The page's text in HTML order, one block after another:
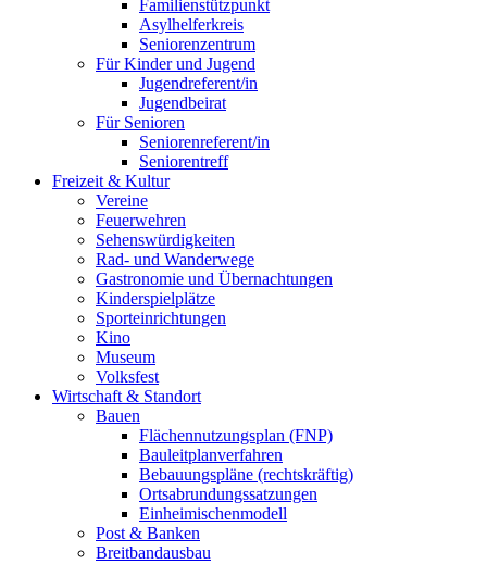
Familienstützpunkt
Asylhelferkreis
Seniorenzentrum
Für Kinder und Jugend
Jugendreferent/in
Jugendbeirat
Für Senioren
Seniorenreferent/in
Seniorentreff
Freizeit & Kultur
Vereine
Feuerwehren
Sehenswürdigkeiten
Rad- und Wanderwege
Gastronomie und Übernachtungen
Kinderspielplätze
Sporteinrichtungen
Kino
Museum
Volksfest
Wirtschaft & Standort
Bauen
Flächennutzungsplan (FNP)
Bauleitplanverfahren
Bebauungspläne (rechtskräftig)
Ortsabrundungssatzungen
Einheimischenmodell
Post & Banken
Breitbandausbau